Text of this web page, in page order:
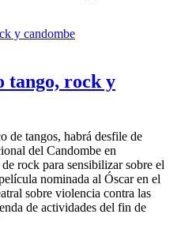
tango, rock y
de tangos, habrá desfile de
del Candombe en
rock para sensibilizar sobre el
nominada al Óscar en el
sobre violencia contra las
de actividades del fin de